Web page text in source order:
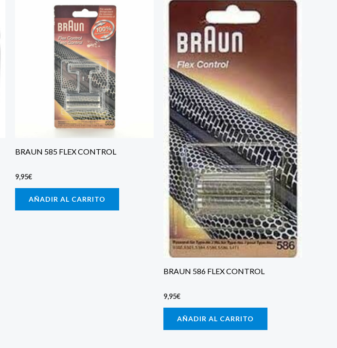
BRAUN 585 FLEX CONTROL
9,95€
AÑADIR AL CARRITO
BRAUN 586 FLEX CONTROL
9,95€
AÑADIR AL CARRITO